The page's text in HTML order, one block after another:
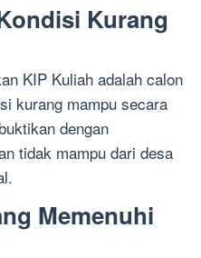
Kurang
KIP Kuliah adalah calon
kurang mampu secara
dengan
tidak mampu dari desa
Memenuhi